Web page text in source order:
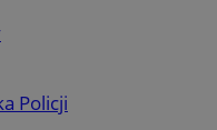
Policji